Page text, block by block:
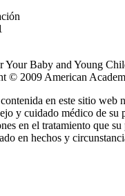
Your Baby and Young
© 2009 American
en este sitio web
y cuidado médico de su
en el tratamiento que
en hechos y